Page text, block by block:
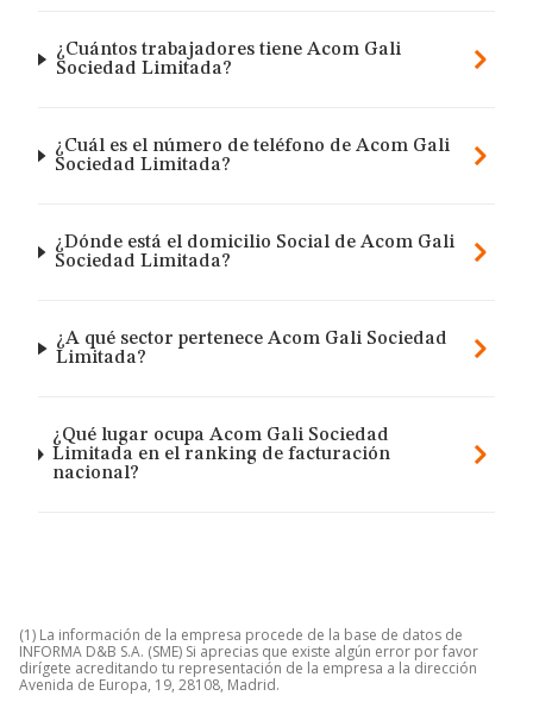
¿Cuántos trabajadores tiene Acom Gali
Sociedad Limitada?
¿Cuál es el número de teléfono de Acom Gali
Sociedad Limitada?
¿Dónde está el domicilio Social de Acom Gali
Sociedad Limitada?
¿A qué sector pertenece Acom Gali Sociedad
Limitada?
¿Qué lugar ocupa Acom Gali Sociedad
Limitada en el ranking de facturación
nacional?
(1) La información de la empresa procede de la base de datos de
INFORMA D&B S.A. (SME) Si aprecias que existe algún error por favor
dirígete acreditando tu representación de la empresa a la dirección
Avenida de Europa, 19, 28108, Madrid.